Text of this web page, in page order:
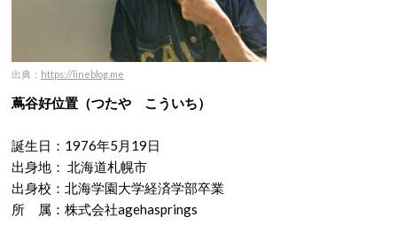
出典： https://lineblog.me
蔦谷好位置（つたや こういち）
誕生日：1976年5月19日
出身地： 北海道札幌市
出身校：北海学園大学経済学部卒業
所 属：株式会社agehasprings